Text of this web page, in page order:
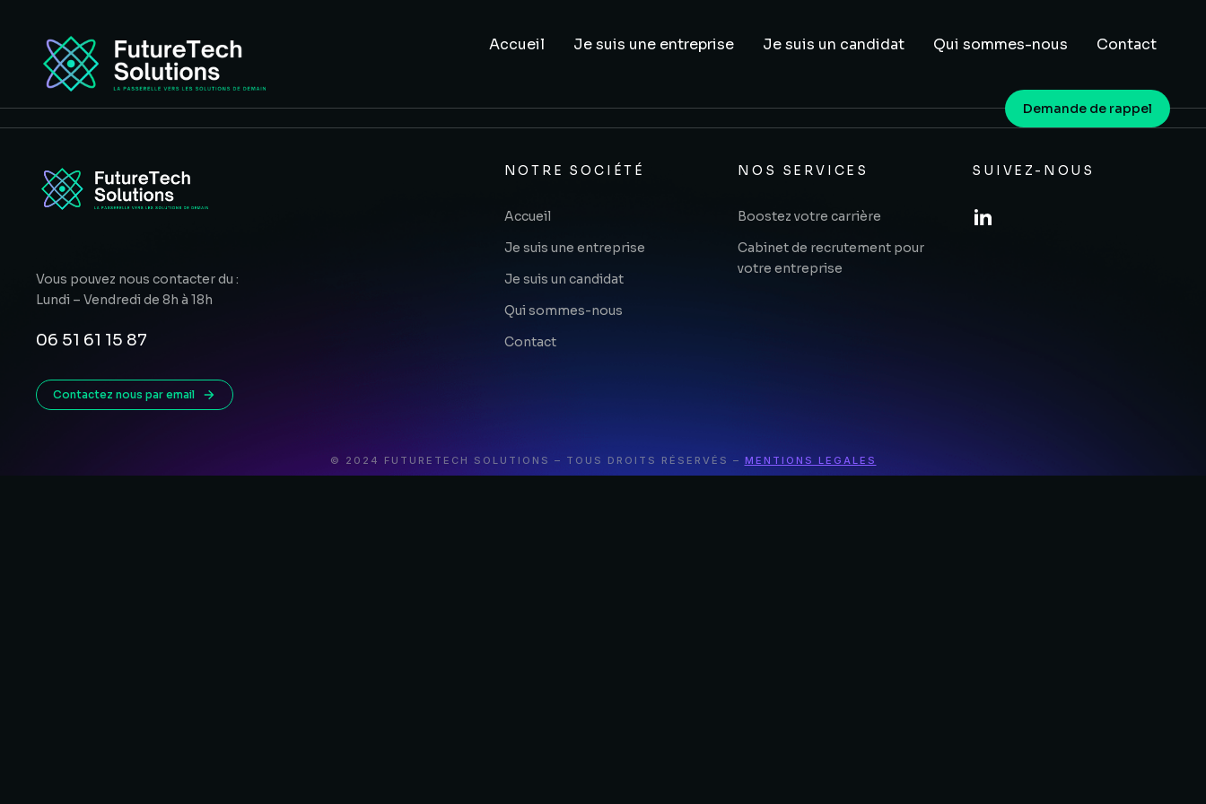
Accueil Je suis une entreprise Je suis un candidat Qui sommes-nous Contact
Demande de rappel
Vous pouvez nous contacter du :
Lundi – Vendredi de 8h à 18h
06 51 61 15 87
Contactez nous par email
NOTRE SOCIÉTÉ
Accueil
Je suis une entreprise
Je suis un candidat
Qui sommes-nous
Contact
NOS SERVICES
Boostez votre carrière
Cabinet de recrutement pour
votre entreprise
SUIVEZ-NOUS
© 2024 FUTURETECH SOLUTIONS – TOUS DROITS RÉSERVÉS – MENTIONS LEGALES